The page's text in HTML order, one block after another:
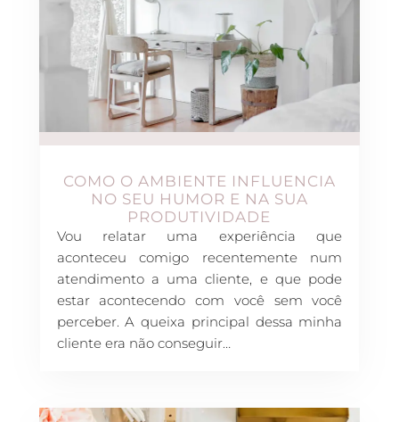
COMO O AMBIENTE INFLUENCIA
NO SEU HUMOR E NA SUA
PRODUTIVIDADE
Vou relatar uma experiência que
aconteceu comigo recentemente num
atendimento a uma cliente, e que pode
estar acontecendo com você sem você
perceber. A queixa principal dessa minha
cliente era não conseguir…